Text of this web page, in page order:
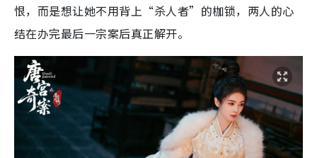
恨，而是想让她不用背上“杀人者”的枷锁，两人的心
结在办完最后一宗案后真正解开。